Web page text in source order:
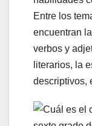
Entre los
encuentran
verbos y
literarios, la
descriptivos,